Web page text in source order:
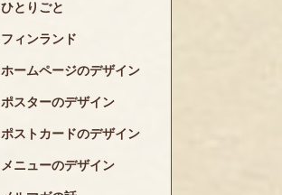
ひとりごと
フィンランド
ホームページのデザイン
ポスターのデザイン
ポストカードのデザイン
メニューのデザイン